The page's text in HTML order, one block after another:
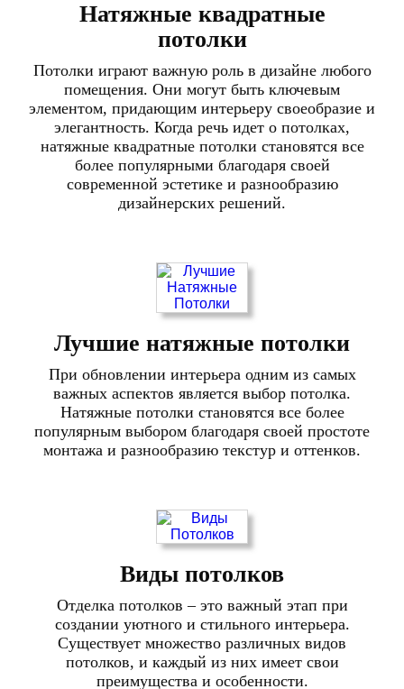
Натяжные квадратные
потолки
Потолки играют важную роль в дизайне любого
помещения. Они могут быть ключевым
элементом, придающим интерьеру своеобразие и
элегантность. Когда речь идет о потолках,
натяжные квадратные потолки становятся все
более популярными благодаря своей
современной эстетике и разнообразию
дизайнерских решений.
Лучшие натяжные потолки
При обновлении интерьера одним из самых
важных аспектов является выбор потолка.
Натяжные потолки становятся все более
популярным выбором благодаря своей простоте
монтажа и разнообразию текстур и оттенков.
Виды потолков
Отделка потолков – это важный этап при
создании уютного и стильного интерьера.
Существует множество различных видов
потолков, и каждый из них имеет свои
преимущества и особенности.